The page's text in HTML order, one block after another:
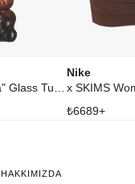
Bear "Bearista" Glass Tumbler Cup
Nike
₺6689+
HAKKIMIZDA